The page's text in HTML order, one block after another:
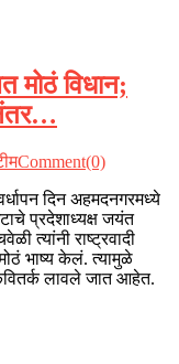
मोठं विधान;
Comment(0)
दिन अहमदनगरमध्ये
प्रदेशाध्यक्ष जयंत
त्यांनी राष्ट्रवादी
भाष्य केलं. त्यामुळे
लावले जात आहेत.